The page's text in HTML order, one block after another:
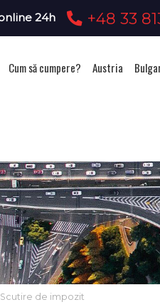
24h +48 33
Cum să cumpere? Austria
Scutire de impozit